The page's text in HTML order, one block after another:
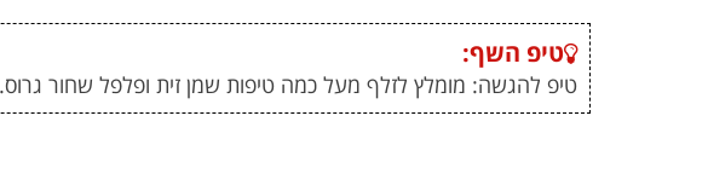
טיפ השף:
טיפ להגשה: מומלץ לזלף מעל כמה טיפות שמן זית ופלפל שחור גרוס.